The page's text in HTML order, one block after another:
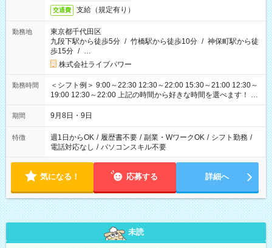
交通費 支給（規定有り）
勤務地
東京都千代田区
九段下駅から徒歩5分 / 竹橋駅から徒歩10分 / 神保町駅から徒
歩15分 / …
株式会社ライブパワー
勤務時間
＜シフト例＞ 9:00～22:30 12:30～22:00 15:30～21:00 12:30～
19:00 12:30～22:00 上記の時間から好きな時間を選べます！ ※
時間は変更となる可能性があります
期間 9月8日・9日
特徴 週1日からOK / 履歴書不要 / 副業・WワークOK / シフト勤務 /
電話対応なし / パソコンスキル不要
気になる！ 応募する 詳細へ
未読